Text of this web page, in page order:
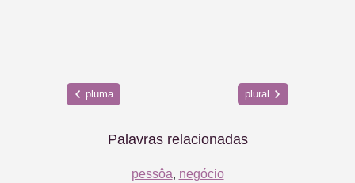
pluma plural
Palavras relacionadas
pessôa, negócio